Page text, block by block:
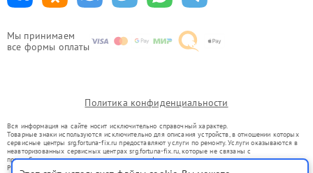
Мы принимаем
все формы оплаты
Политика конфиденциальности
Вся информация на сайте носит исключительно справочный характер.
Товарные знаки используются исключительно для описания устройств, в отношении которых
сервисные центры srg.fortuna-fix.ru предоставляют услуги по ремонту. Услуги оказываются в
неавторизованных сервисных центрах srg.fortuna-fix.ru, которые не связаны с
правообладателями товарных знаков или их официальными представителями.
Ремонт осуществляется для устройств, уже введенных в гражданский оборот в соответствии